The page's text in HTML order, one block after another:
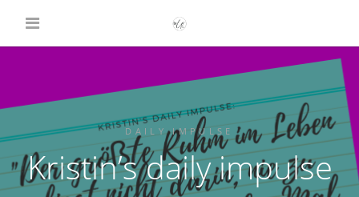
DAILY IMPULSE
Kristin’s daily impulse